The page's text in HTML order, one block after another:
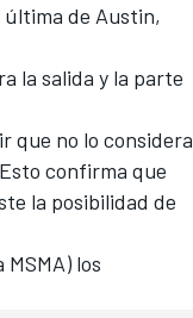
última de Austin,
la salida y la parte
que no lo considera
confirma que
la posibilidad de
los